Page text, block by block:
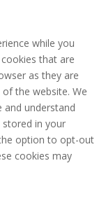
while you
that are
as they are
the website. We
and understand
stored in your
option to opt-out
cookies may